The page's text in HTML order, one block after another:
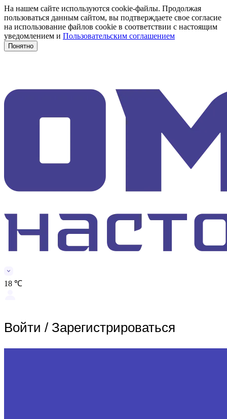
На нашем сайте используются cookie-файлы. Продолжая
пользоваться данным сайтом, вы подтверждаете свое согласие
на использование файлов cookie в соответствии с настоящим
уведомлением и Пользовательским соглашением
Понятно
18 ℃
Войти / Зарегистрироваться